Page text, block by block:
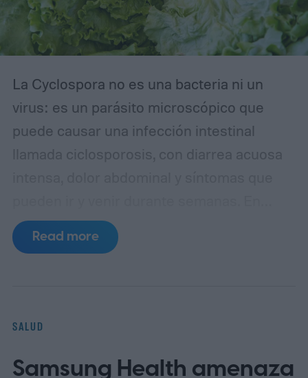
La Cyclospora no es una bacteria ni un
virus: es un parásito microscópico que
puede causar una infección intestinal
llamada ciclosporosis, con diarrea acuosa
Estados Unidos preocupa especialmente
porque se ha vinculado a brotes masivos
Cyclospora
Read more
SALUD
Samsung Health amenaza